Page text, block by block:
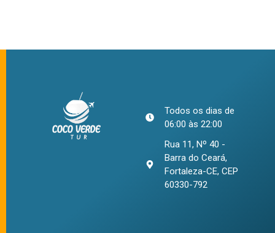
Todos os dias de
06:00 às 22:00
Rua 11, Nº 40 -
Barra do Ceará,
Fortaleza-CE, CEP
60330-792